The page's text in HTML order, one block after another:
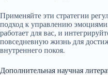
Применяйте эти стратегии
подход к управлению
работает для вас, и
повседневную жизнь для
внутреннего покоя.
Дополнительная научная